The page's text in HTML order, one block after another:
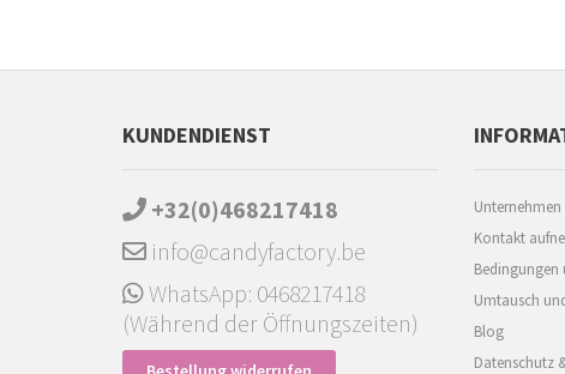
KUNDENDIENST
+32(0)468217418
info@candyfactory.be
WhatsApp: 0468217418
(Während der Öffnungszeiten)
Kontakt
Umtausch
Blog
Datenschutz